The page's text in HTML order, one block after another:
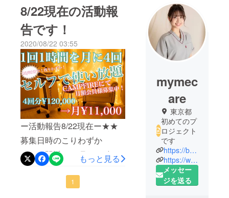
8/22現在の活動報
告です！
2020/08/22 03:55
ー活動報告8/22現在ー★★
募集日時のこりわずか
★★★駅近へ10月から移店
決定!!!（9月中は砧の店舗で
月会費分消化願います）★
もっと見る
1
mymec
are
東京都
初めてのプ
ロジェクト
です
https://beauty.hotpepper.jp/kr/slnH000432038/?cstt=2
https://www.instagram.com/mymecare/
メッセー
ジを送る